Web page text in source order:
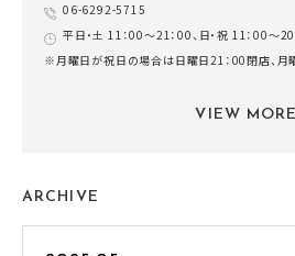
06-6292-5715
平日・土 11：00～21：00、日・祝 11：00～20
※月曜日が祝日の場合は日曜日21：00閉店、月
VIEW MORE
ARCHIVE